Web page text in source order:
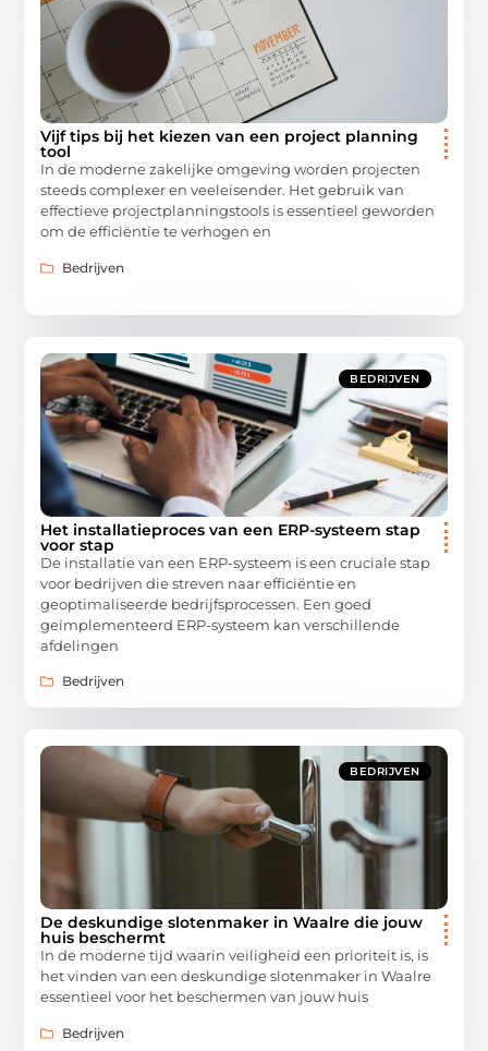
Vijf tips bij het kiezen van een project planning
tool
In de moderne zakelijke omgeving worden projecten
steeds complexer en veeleisender. Het gebruik van
effectieve projectplanningstools is essentieel geworden
om de efficiëntie te verhogen en
Bedrijven
BEDRIJVEN
Het installatieproces van een ERP-systeem stap
voor stap
De installatie van een ERP-systeem is een cruciale stap
voor bedrijven die streven naar efficiëntie en
geoptimaliseerde bedrijfsprocessen. Een goed
geïmplementeerd ERP-systeem kan verschillende
afdelingen
Bedrijven
BEDRIJVEN
De deskundige slotenmaker in Waalre die jouw
huis beschermt
In de moderne tijd waarin veiligheid een prioriteit is, is
het vinden van een deskundige slotenmaker in Waalre
essentieel voor het beschermen van jouw huis
Bedrijven